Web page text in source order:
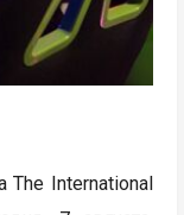
The International